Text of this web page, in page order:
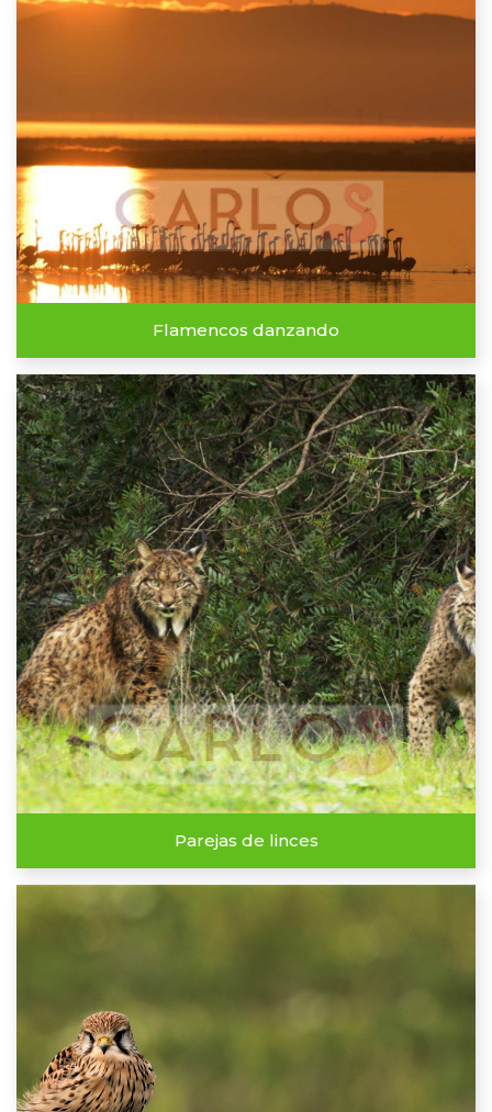
Flamencos danzando
Parejas de linces